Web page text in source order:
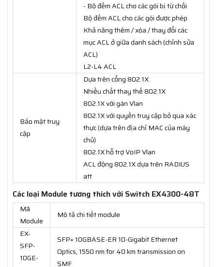
- Bộ đếm ACL cho các gói bị từ chối
Bộ đếm ACL cho các gói được phép
Khả năng thêm / xóa / thay đổi các
mục ACL ở giữa danh sách (chỉnh sửa
ACL)
L2-L4 ACL
Bảo mật truy
cập
Dựa trên cổng 802.1X
Nhiều chất thay thế 802.1X
802.1X với gán Vlan
802.1X với quyền truy cập bỏ qua xác
thực (dựa trên địa chỉ MAC của máy
chủ)
802.1X hỗ trợ VoIP Vlan
ACL động 802.1X dựa trên RADIUS
att
Các loại Module tương thích với Switch EX4300-48T
Mã
Module
Mô tả chi tiết module
EX-
SFP-
10GE-
SFP+ 10GBASE-ER 10-Gigabit Ethernet
Optics, 1550 nm for 40 km transmission on
SMF